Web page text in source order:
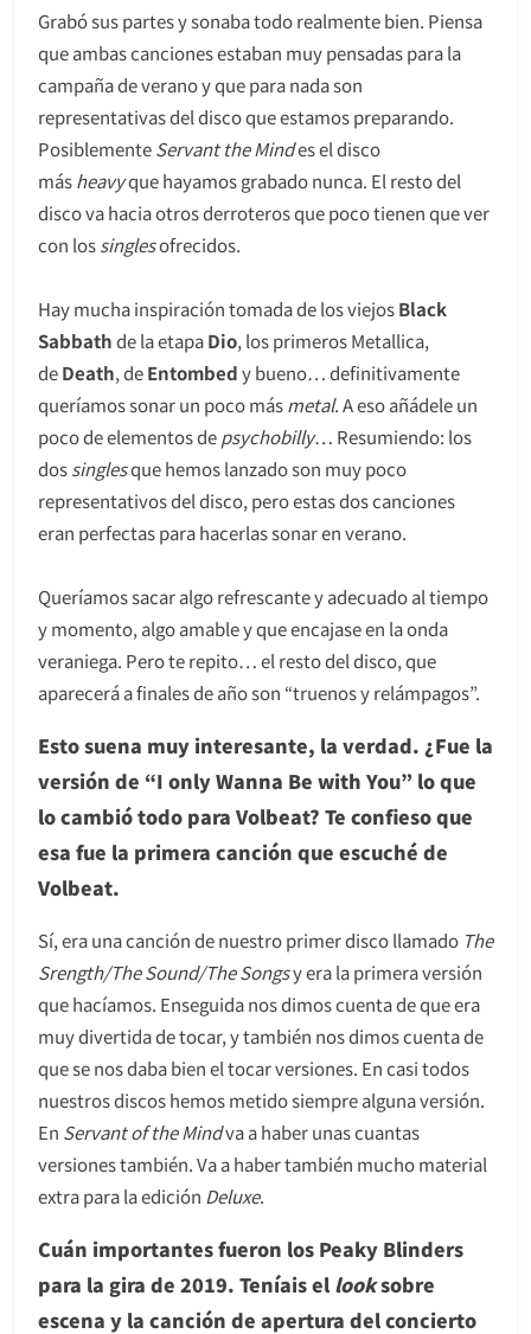
Grabó sus partes y sonaba todo realmente bien. Piensa
que ambas canciones estaban muy pensadas para la
campaña de verano y que para nada son
representativas del disco que estamos preparando.
PosiblementeServant the Mindes el disco
másheavyque hayamos grabado nunca. El resto del
disco va hacia otros derroteros que poco tienen que ver
con lossinglesofrecidos.
Hay mucha inspiración tomada de los viejosBlack
Sabbathde la etapaDio, los primeros Metallica,
deDeath, deEntombedy bueno… definitivamente
queríamos sonar un poco másmetal. A eso añádele un
poco de elementos depsychobilly… Resumiendo: los
dossinglesque hemos lanzado son muy poco
representativos del disco, pero estas dos canciones
eran perfectas para hacerlas sonar en verano.
Queríamos sacar algo refrescante y adecuado al tiempo
y momento, algo amable y que encajase en la onda
veraniega. Pero te repito… el resto del disco, que
aparecerá a finales de año son “truenos y relámpagos”.
Esto suena muy interesante, la verdad. ¿Fue la
versión de “I only Wanna Be with You” lo que
lo cambió todo para Volbeat? Te confieso que
esa fue la primera canción que escuché de
Volbeat.
Sí, era una canción de nuestro primer disco llamado The
Srength/The Sound/The Songsy era la primera versión
que hacíamos. Enseguida nos dimos cuenta de que era
muy divertida de tocar, y también nos dimos cuenta de
que se nos daba bien el tocar versiones. En casi todos
nuestros discos hemos metido siempre alguna versión.
En Servant of the Mindva a haber unas cuantas
versiones también. Va a haber también mucho material
extra para la edición Deluxe.
Cuán importantes fueron los Peaky Blinders
para la gira de 2019. Teníais el looksobre
escena y la canción de apertura del concierto